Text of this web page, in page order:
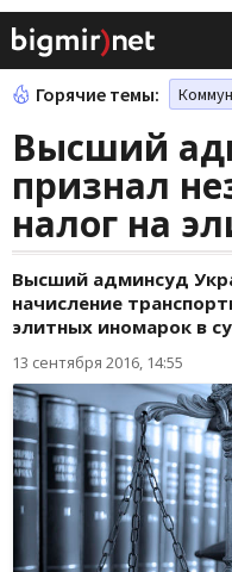
Горячие темы:
Высший
признал
налог на
Высший админсуд
начисление
элитных иномарок в
13 сентября 2016, 14:55